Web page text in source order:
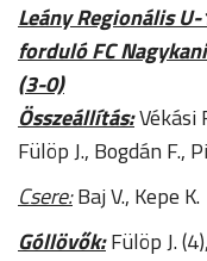
Leány Regionális
forduló FC
(3-0)
Összeállítás:Vékási
Fülöp J., Bogdán F.,
Csere:Baj V., Kepe K.
Góllövők:Fülöp J.